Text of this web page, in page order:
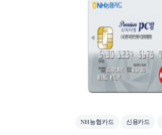
NH농협카드 신용카드